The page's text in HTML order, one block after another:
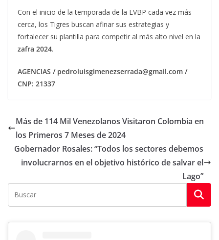
Con el inicio de la temporada de la LVBP cada vez más
cerca, los Tigres buscan afinar sus estrategias y
fortalecer su plantilla para competir al más alto nivel en la
zafra 2024.
AGENCIAS / pedroluisgimenezserrada@gmail.com /
CNP: 21337
Más de 114 Mil Venezolanos Visitaron Colombia en
los Primeros 7 Meses de 2024
Gobernador Rosales: “Todos los sectores debemos
involucrarnos en el objetivo histórico de salvar el
Lago”